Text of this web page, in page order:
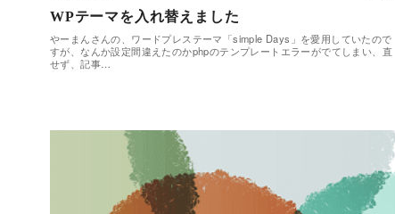
WPテーマを入れ替えました
やーまんさんの、ワードプレステーマ「simple Days」を愛用していたので
すが、なんか設定間違えたのかphpのテンプレートエラーがでてしまい、直
せず、記事…